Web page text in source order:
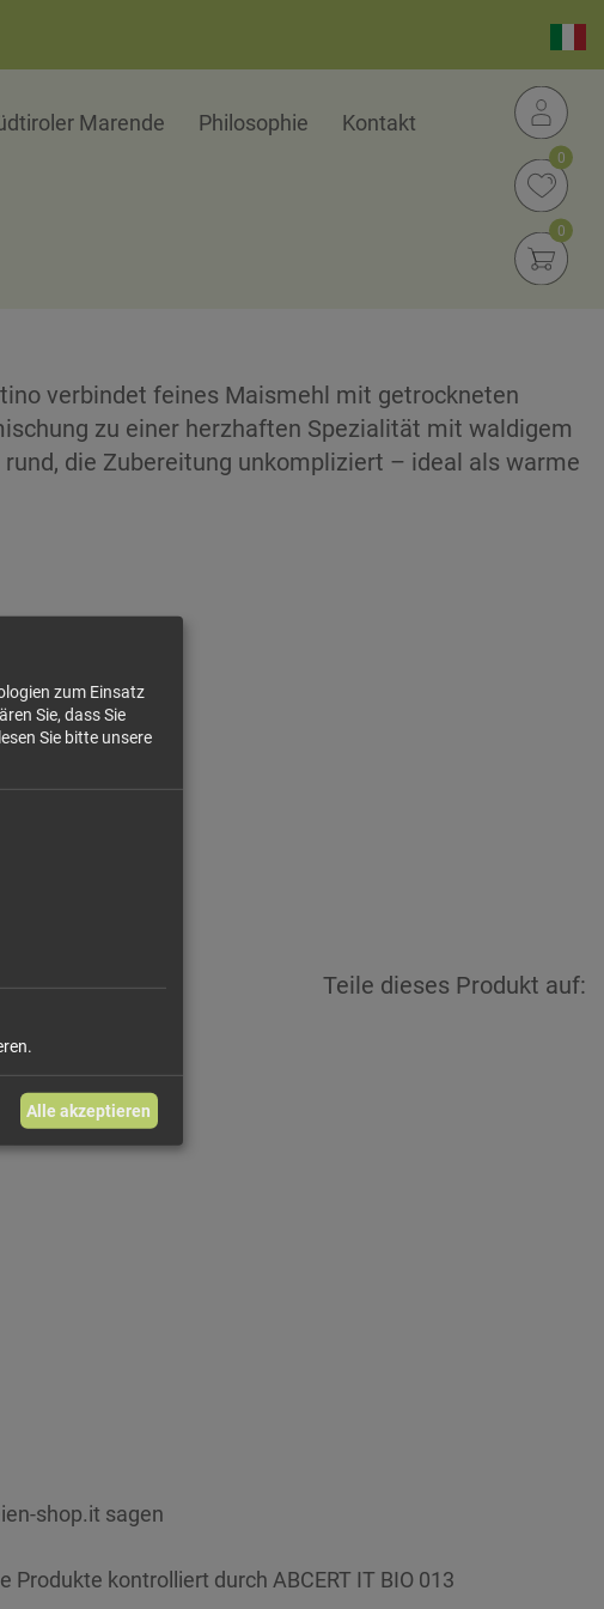
Marende Philosophie Kontakt
0
0
verbindet feines Maismehl mit getrockneten
zu einer herzhaften Spezialität mit waldigem
die Zubereitung unkompliziert – ideal als warme
11,63 €/kg
4,65 €
Teile dieses Produkt auf:
shop.it sagen
Produkte kontrolliert durch ABCERT IT BIO 013
zum Einsatz
Sie, dass Sie
Sie bitte unsere
Alle akzeptieren